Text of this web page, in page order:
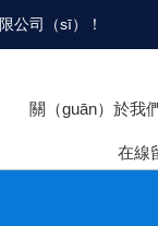
公司（sī） ！
關（guān）於我
在線